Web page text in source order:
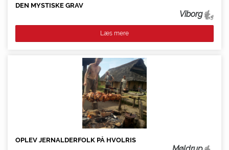
DEN MYSTISKE GRAV
Viborg
Læs mere
OPLEV JERNALDERFOLK PÅ HVOLRIS